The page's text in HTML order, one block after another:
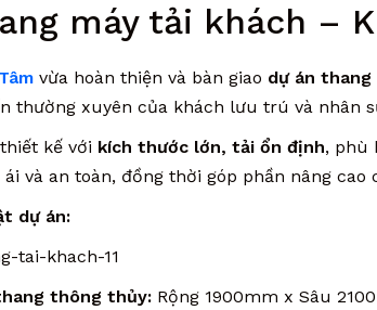
máy tải khách –
vừa hoàn thiện và bàn giao dự án thang
thường xuyên của khách lưu trú và nhân
kế với kích thước lớn, tải ổn định, phù
và an toàn, đồng thời góp phần nâng
dự án:
thông thủy:Rộng 1900mm x Sâu